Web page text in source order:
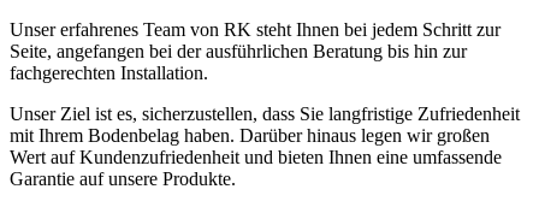
Unser erfahrenes Team von RK steht Ihnen bei jedem Schritt zur
Seite, angefangen bei der ausführlichen Beratung bis hin zur
fachgerechten Installation.
Unser Ziel ist es, sicherzustellen, dass Sie langfristige Zufriedenheit
mit Ihrem Bodenbelag haben. Darüber hinaus legen wir großen
Wert auf Kundenzufriedenheit und bieten Ihnen eine umfassende
Garantie auf unsere Produkte.